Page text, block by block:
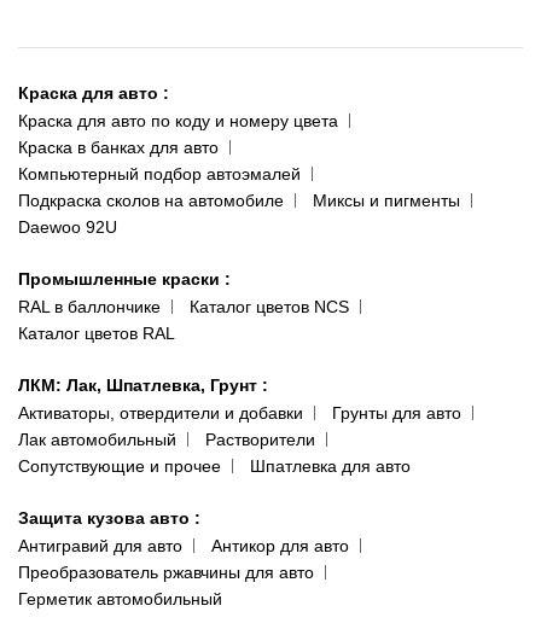
093 611-39-23
(ориентир: Интайм №40)
Одесса
пр-т Акад. Глушко, 29
066 554-97-70
Доставка и оплата
Сотрудничество
Наши публикации
Публичная оферта
Политика конфиденциальности
Краска для авто :
Краска для авто по коду и номеру цвета
Краска в банках для авто
Компьютерный подбор автоэмалей
Подкраска сколов на автомобиле
Миксы и пигменты
Daewoo 92U
Промышленные краски :
RAL в баллончике
Каталог цветов NCS
Каталог цветов RAL
ЛКМ: Лак, Шпатлевка, Грунт :
Активаторы, отвердители и добавки
Грунты для авто
Лак автомобильный
Растворители
Сопутствующие и прочее
Шпатлевка для авто
Защита кузова авто :
Антигравий для авто
Антикор для авто
Преобразователь ржавчины для авто
Герметик автомобильный